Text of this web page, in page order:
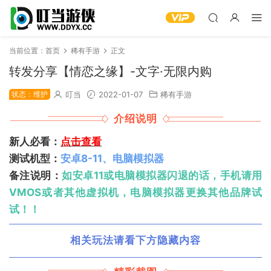
当前位置： 首页 稀有手游 正文
转发分享【情恋之缘】-文字·无限内购
状态：维护 叮当 2022-01-07 稀有手游
介绍说明
新人必看： 点击查看
测试机型： 安卓8-11、电脑模拟器
备注说明：如安卓11或电脑模拟器闪退的话，手机请用
VMOS或者其他虚拟机，电脑模拟器更换其他品牌试
试！！
相关玩法请看下方隐藏内容